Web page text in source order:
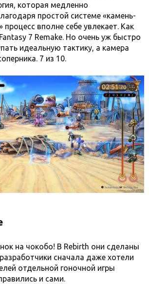
которая медленно
простой системе «камень-
вполне себе увлекает. Как
7 Remake. Но очень уж быстро
идеальную тактику, а камера
7 из 10.
на чокобо! В Rebirth они сделаны
сначала даже хотели
отдельной гоночной игры
и сами.